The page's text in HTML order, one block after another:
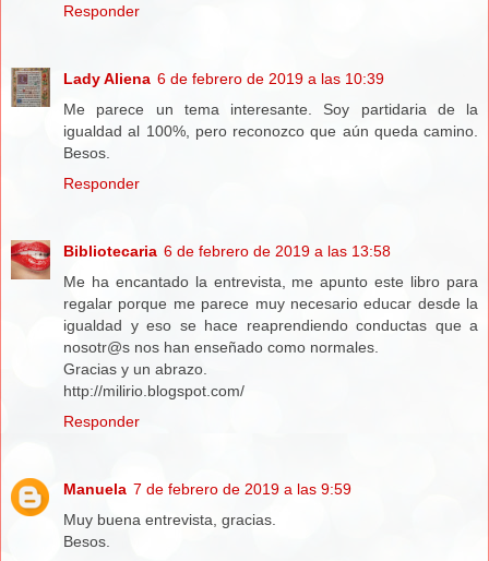
Responder
Lady Aliena 6 de febrero de 2019 a las 10:39
Me parece un tema interesante. Soy partidaria de la
igualdad al 100%, pero reconozco que aún queda camino.
Besos.
Responder
Bibliotecaria 6 de febrero de 2019 a las 13:58
Me ha encantado la entrevista, me apunto este libro para
regalar porque me parece muy necesario educar desde la
igualdad y eso se hace reaprendiendo conductas que a
nosotr@s nos han enseñado como normales.
Gracias y un abrazo.
http://milirio.blogspot.com/
Responder
Manuela 7 de febrero de 2019 a las 9:59
Muy buena entrevista, gracias.
Besos.